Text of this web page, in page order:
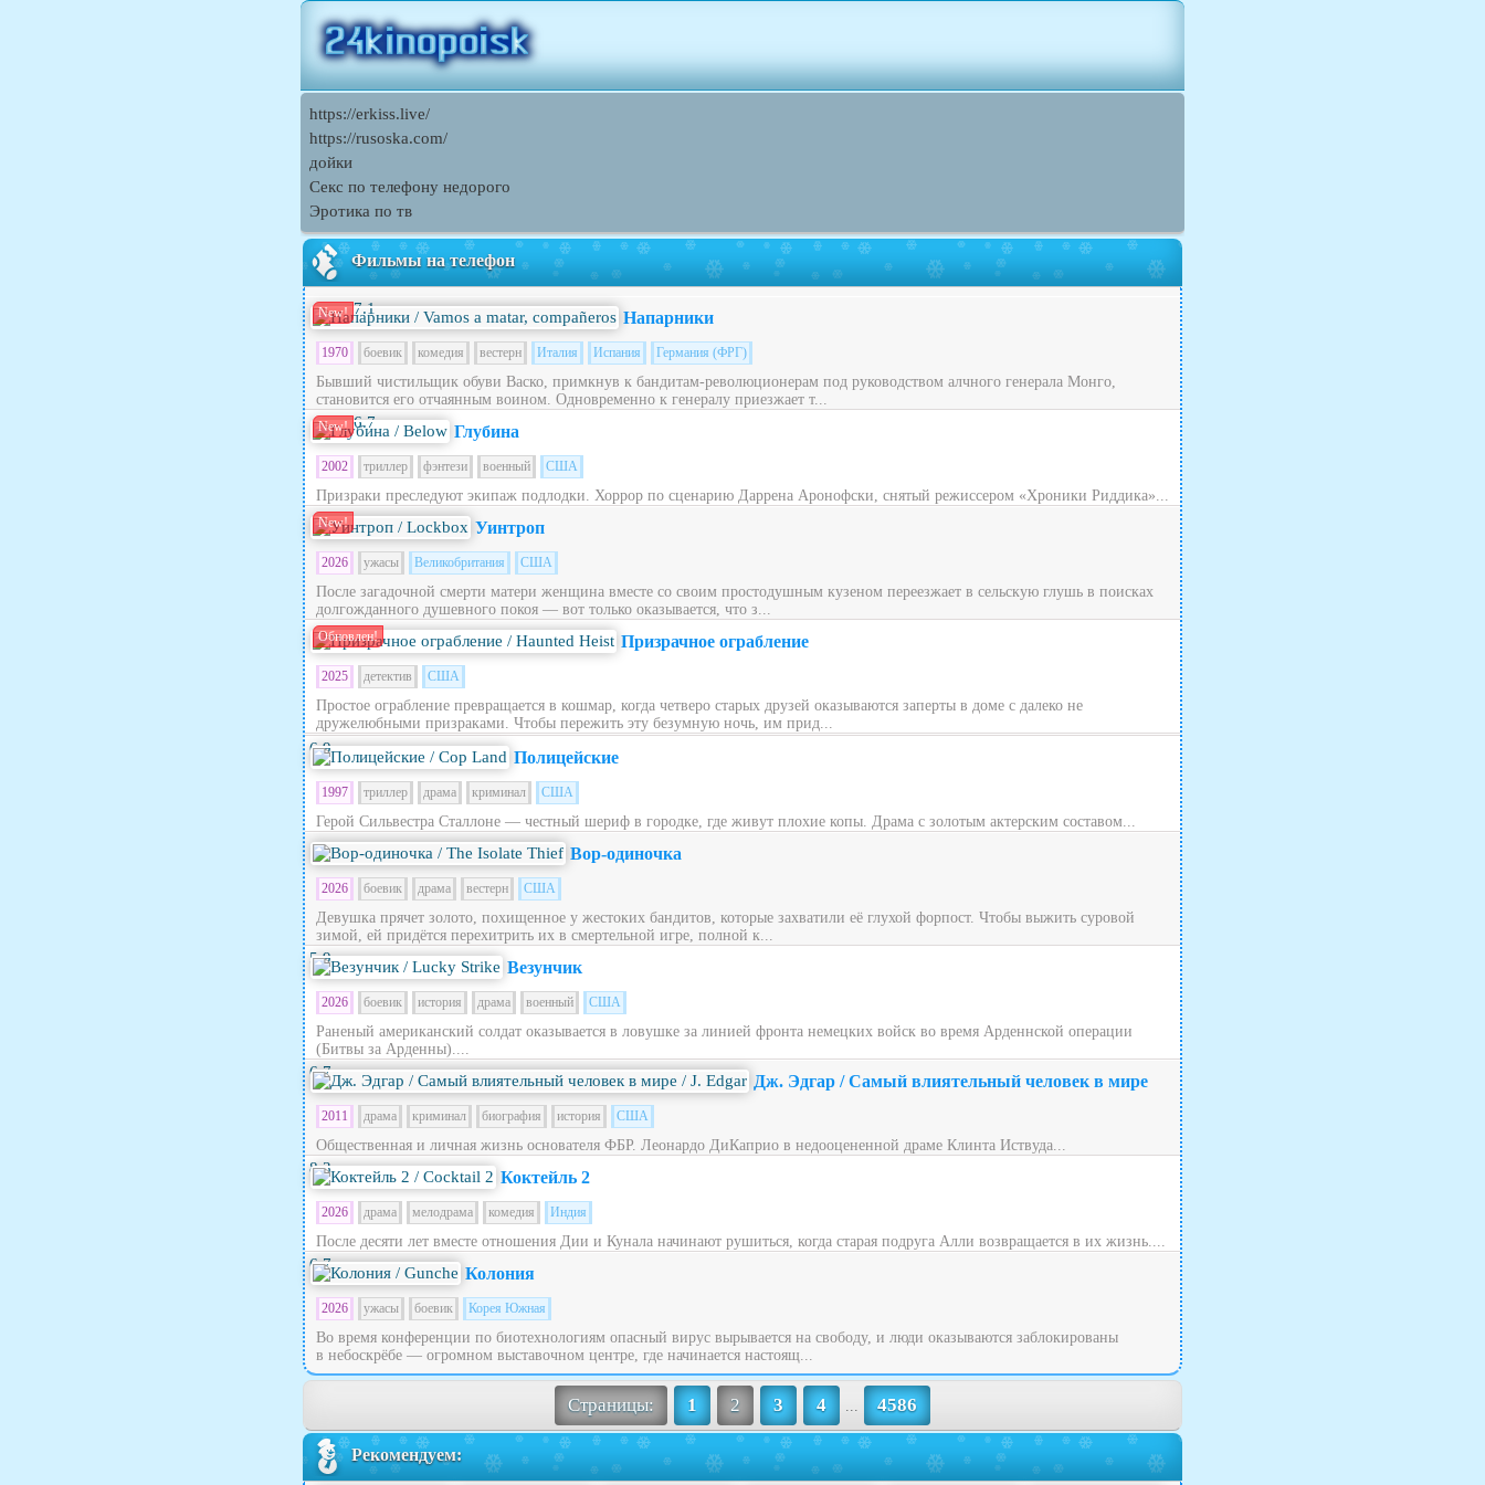
https://erkiss.live/
https://rusoska.com/
дойки
Секс по телефону недорого
Эротика по тв
Фильмы на телефон
New! 7.1 Напарники
1970 боевик комедия вестерн Италия Испания Германия (ФРГ)
Бывший чистильщик обуви Васко, примкнув к бандитам-революционерам под руководством алчного генерала Монго,
становится его отчаянным воином. Одновременно к генералу приезжает т...
New! 6.7 Глубина
2002 триллер фэнтези военный США
Призраки преследуют экипаж подлодки. Хоррор по сценарию Даррена Аронофски, снятый режиссером «Хроники Риддика»...
New! Уинтроп
2026 ужасы Великобритания США
После загадочной смерти матери женщина вместе со своим простодушным кузеном переезжает в сельскую глушь в поисках
долгожданного душевного покоя — вот только оказывается, что з...
Обновлен! Призрачное ограбление
2025 детектив США
Простое ограбление превращается в кошмар, когда четверо старых друзей оказываются заперты в доме с далеко не
дружелюбными призраками. Чтобы пережить эту безумную ночь, им прид...
6.9 Полицейские
1997 триллер драма криминал США
Герой Сильвестра Сталлоне — честный шериф в городке, где живут плохие копы. Драма с золотым актерским составом...
Вор-одиночка
2026 боевик драма вестерн США
Девушка прячет золото, похищенное у жестоких бандитов, которые захватили её глухой форпост. Чтобы выжить суровой
зимой, ей придётся перехитрить их в смертельной игре, полной к...
5.9 Везунчик
2026 боевик история драма военный США
Раненый американский солдат оказывается в ловушке за линией фронта немецких войск во время Арденнской операции
(Битвы за Арденны)....
6.7 Дж. Эдгар / Самый влиятельный человек в мире
2011 драма криминал биография история США
Общественная и личная жизнь основателя ФБР. Леонардо ДиКаприо в недооцененной драме Клинта Иствуда...
8.3 Коктейль 2
2026 драма мелодрама комедия Индия
После десяти лет вместе отношения Дии и Кунала начинают рушиться, когда старая подруга Алли возвращается в их жизнь....
6.7 Колония
2026 ужасы боевик Корея Южная
Во время конференции по биотехнологиям опасный вирус вырывается на свободу, и люди оказываются заблокированы
в небоскрёбе — огромном выставочном центре, где начинается настоящ...
Страницы: 1 2 3 4 ... 4586
Рекомендуем: